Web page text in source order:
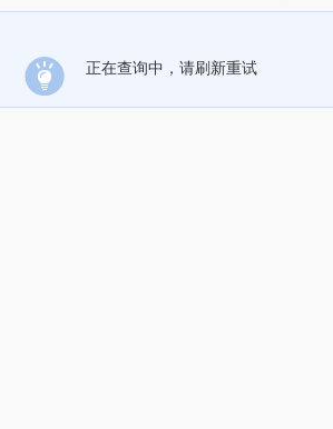
正在查询中，请刷新重试